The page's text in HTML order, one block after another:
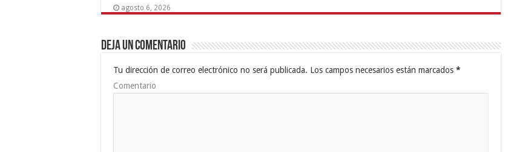
agosto 6, 2026
Deja un comentario
Tu dirección de correo electrónico no será publicada. Los campos necesarios están marcados *
Comentario